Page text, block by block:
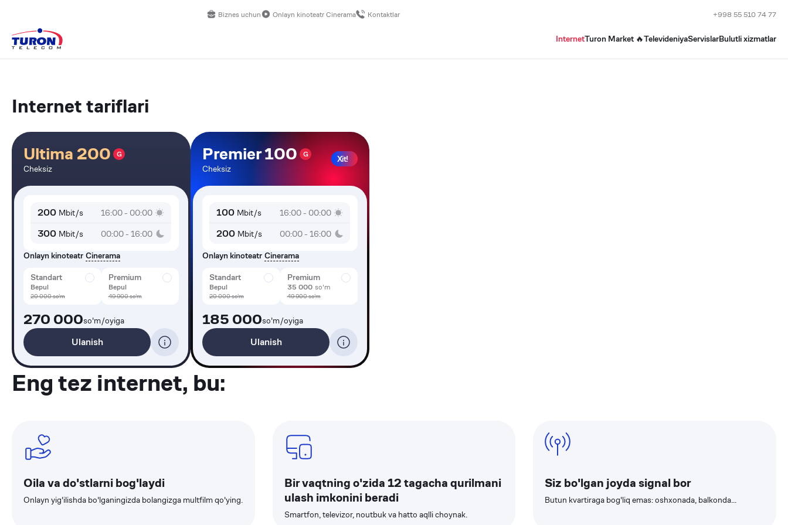
Biznes uchun Onlayn kinoteatr Cinerama Kontaktlar +998 55 510 74 77
InternetTuron Market 🔥TelevideniyaServislarBulutli xizmatlar
Internet tariflari
Ultima 200 G
Cheksiz
200 Mbit/s 16:00 - 00:00
300 Mbit/s 00:00 - 16:00
Onlayn kinoteatr Cinerama
Standart
Bepul
20 000so'm
Premium
Bepul
49 900so'm
270 000so'm/oyiga
Ulanish
Premier 100 G
Cheksiz
Xit!
100 Mbit/s 16:00 - 00:00
200 Mbit/s 00:00 - 16:00
Onlayn kinoteatr Cinerama
Standart
Bepul
20 000so'm
Premium
35 000 so'm
49 900so'm
185 000so'm/oyiga
Ulanish
Eng tez internet, bu:
Oila va do'stlarni bog'laydi
Onlayn yig'ilishda bo'lganingizda bolangizga multfilm qo'ying.
Bir vaqtning o'zida 12 tagacha qurilmani
ulash imkonini beradi
Smartfon, televizor, noutbuk va hatto aqlli choynak.
Siz bo'lgan joyda signal bor
Butun kvartiraga bog'liq emas: oshxonada, balkonda...